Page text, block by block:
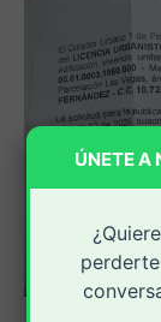
ÚNETE A